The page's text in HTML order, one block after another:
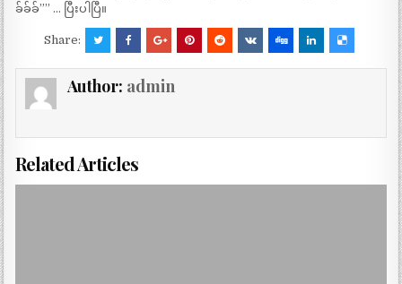
ခ်ခ်ခ်”” … ပြီးပါပြီ။
Share:
Author: admin
Related Articles